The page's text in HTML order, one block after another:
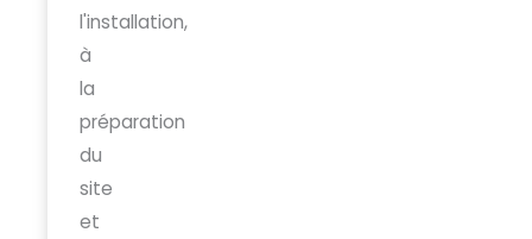
l'installation,
à
la
préparation
du
site
et